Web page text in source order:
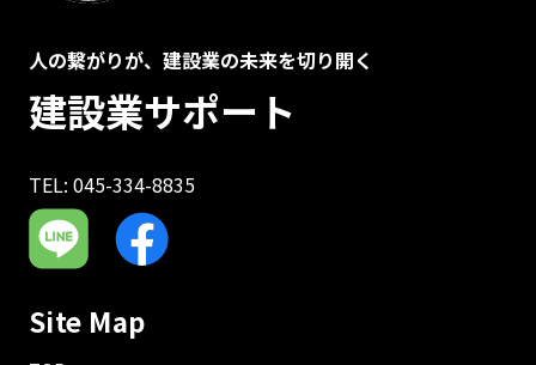
人の繋がりが、建設業の未来を切り開く
建設業サポート
TEL: 045-334-8835
Site Map